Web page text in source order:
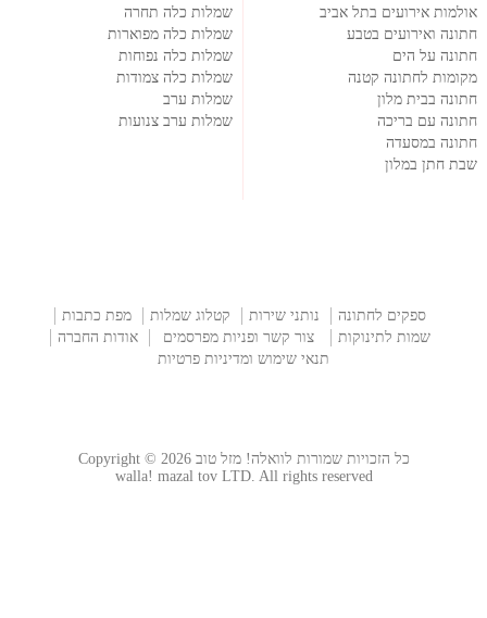
אולמות אירועים בתל אביב
חתונה ואירועים בטבע
חתונה על הים
מקומות לחתונה קטנה
חתונה בבית מלון
חתונה עם בריכה
חתונה במסעדה
שבת חתן במלון
שמלות כלה תחרה
שמלות כלה מפוארות
שמלות כלה נפוחות
שמלות כלה צמודות
שמלות ערב
שמלות ערב צנועות
ספקים לחתונה נותני שירות קטלוג שמלות
מפת כתבות
שמות לתינוקות
צור קשר ופניות מפרסמים
אודות החברה
תנאי שימוש ומדיניות פרטיות
כל הזכויות שמורות לוואלה! מזל טוב Copyright © 2026
walla! mazal tov LTD. All rights reserved